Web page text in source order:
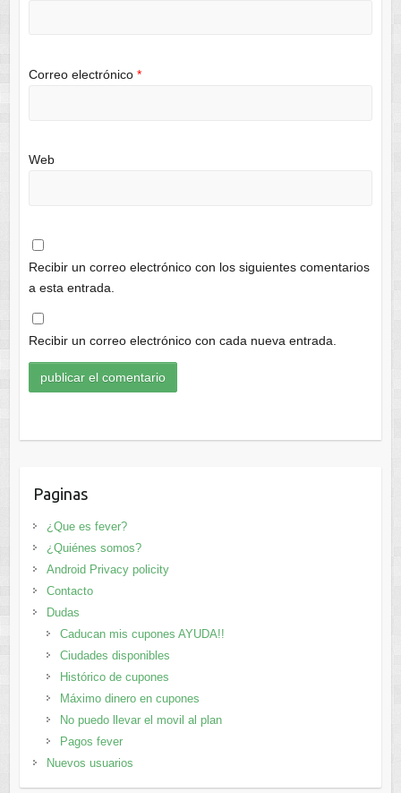
Correo electrónico *
Web
Recibir un correo electrónico con los siguientes comentarios
a esta entrada.
Recibir un correo electrónico con cada nueva entrada.
Paginas
¿Que es fever?
¿Quiénes somos?
Android Privacy policity
Contacto
Dudas
Caducan mis cupones AYUDA!!
Ciudades disponibles
Histórico de cupones
Máximo dinero en cupones
No puedo llevar el movil al plan
Pagos fever
Nuevos usuarios